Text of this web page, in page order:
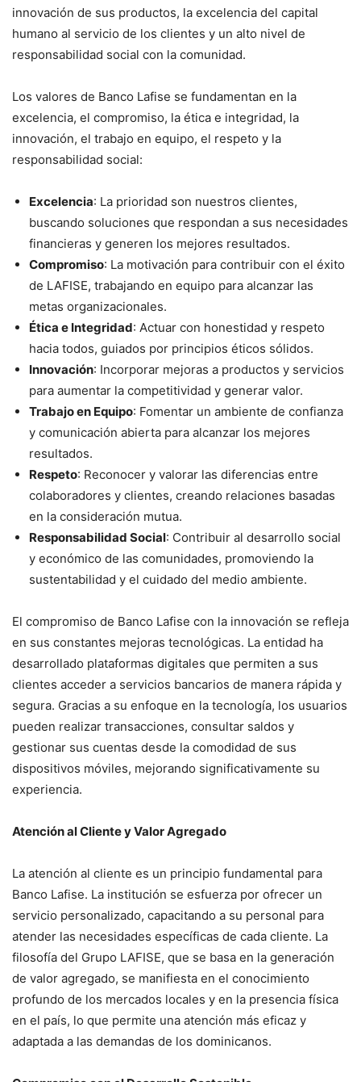
innovación de sus productos, la excelencia del capital
humano al servicio de los clientes y un alto nivel de
responsabilidad social con la comunidad.
Los valores de Banco Lafise se fundamentan en la
excelencia, el compromiso, la ética e integridad, la
innovación, el trabajo en equipo, el respeto y la
responsabilidad social:
Excelencia: La prioridad son nuestros clientes,
buscando soluciones que respondan a sus necesidades
financieras y generen los mejores resultados.
Compromiso: La motivación para contribuir con el éxito
de LAFISE, trabajando en equipo para alcanzar las
metas organizacionales.
Ética e Integridad: Actuar con honestidad y respeto
hacia todos, guiados por principios éticos sólidos.
Innovación: Incorporar mejoras a productos y servicios
para aumentar la competitividad y generar valor.
Trabajo en Equipo: Fomentar un ambiente de confianza
y comunicación abierta para alcanzar los mejores
resultados.
Respeto: Reconocer y valorar las diferencias entre
colaboradores y clientes, creando relaciones basadas
en la consideración mutua.
Responsabilidad Social: Contribuir al desarrollo social
y económico de las comunidades, promoviendo la
sustentabilidad y el cuidado del medio ambiente.
El compromiso de Banco Lafise con la innovación se refleja
en sus constantes mejoras tecnológicas. La entidad ha
desarrollado plataformas digitales que permiten a sus
clientes acceder a servicios bancarios de manera rápida y
segura. Gracias a su enfoque en la tecnología, los usuarios
pueden realizar transacciones, consultar saldos y
gestionar sus cuentas desde la comodidad de sus
dispositivos móviles, mejorando significativamente su
experiencia.
Atención al Cliente y Valor Agregado
La atención al cliente es un principio fundamental para
Banco Lafise. La institución se esfuerza por ofrecer un
servicio personalizado, capacitando a su personal para
atender las necesidades específicas de cada cliente. La
filosofía del Grupo LAFISE, que se basa en la generación
de valor agregado, se manifiesta en el conocimiento
profundo de los mercados locales y en la presencia física
en el país, lo que permite una atención más eficaz y
adaptada a las demandas de los dominicanos.